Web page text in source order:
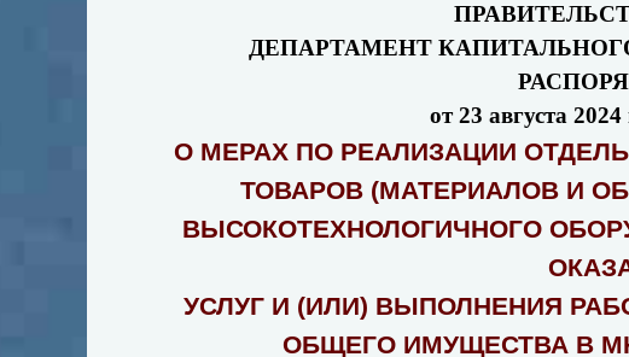
ДЕПАРТАМЕНТ
от 23 августа
О МЕРАХ ПО РЕАЛИЗАЦИИ
ТОВАРОВ (МАТЕРИАЛОВ И
ВЫСОКОТЕХНОЛОГИЧНОГО
УСЛУГ И (ИЛИ) ВЫПОЛНЕНИЯ
ОБЩЕГО ИМУЩЕСТВА В